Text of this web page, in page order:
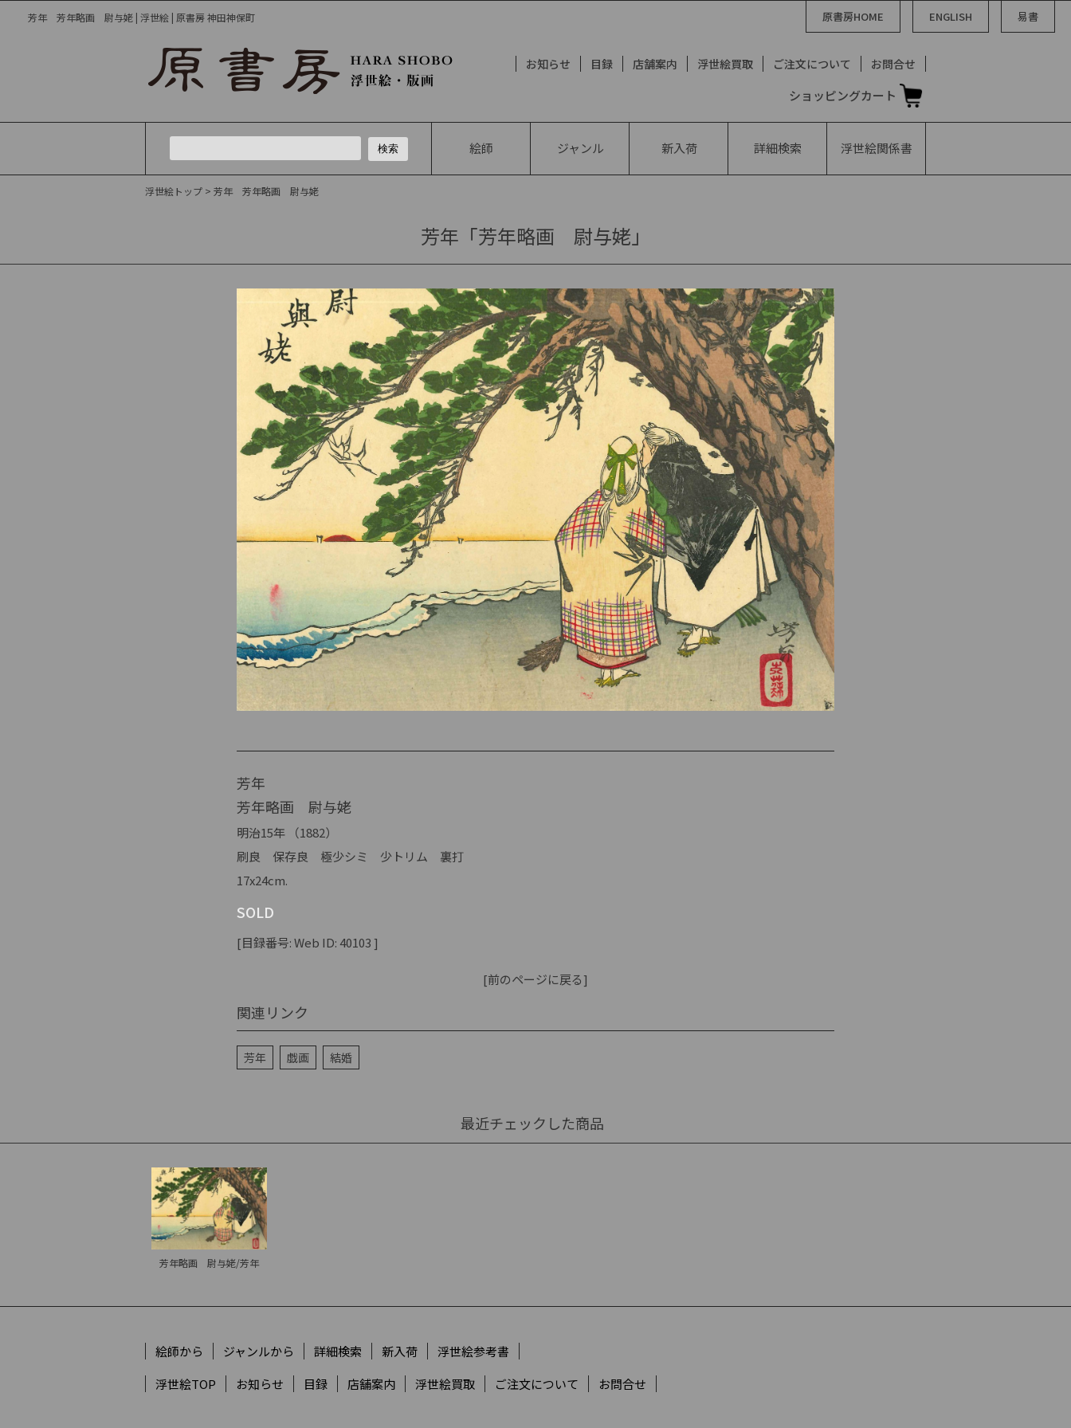
芳年 芳年略画 尉与姥 | 浮世絵 | 原書房 神田神保町 原書房HOME ENGLISH 易書
お知らせ 目録 店舗案内 浮世絵買取 ご注文について お問合せ
ショッピングカート
絵師 ジャンル 新入荷 詳細検索 浮世絵関係書
浮世絵トップ > 芳年 芳年略画 尉与姥
芳年「芳年略画 尉与姥」
芳年
芳年略画 尉与姥
明治15年 （1882）
刷良 保存良 極少シミ 少トリム 裏打
17x24cm.
SOLD
[目録番号: Web ID: 40103 ]
[前のページに戻る]
関連リンク
芳年 戯画 結婚
最近チェックした商品
芳年略画 尉与姥/芳年
絵師から ジャンルから 詳細検索 新入荷
浮世絵参考書
浮世絵TOP
お知らせ 目録 店舗案内 浮世絵買取 ご注文について お問合せ